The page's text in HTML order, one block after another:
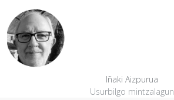
Iñaki Aizpurua
Usurbilgo mintzalagun